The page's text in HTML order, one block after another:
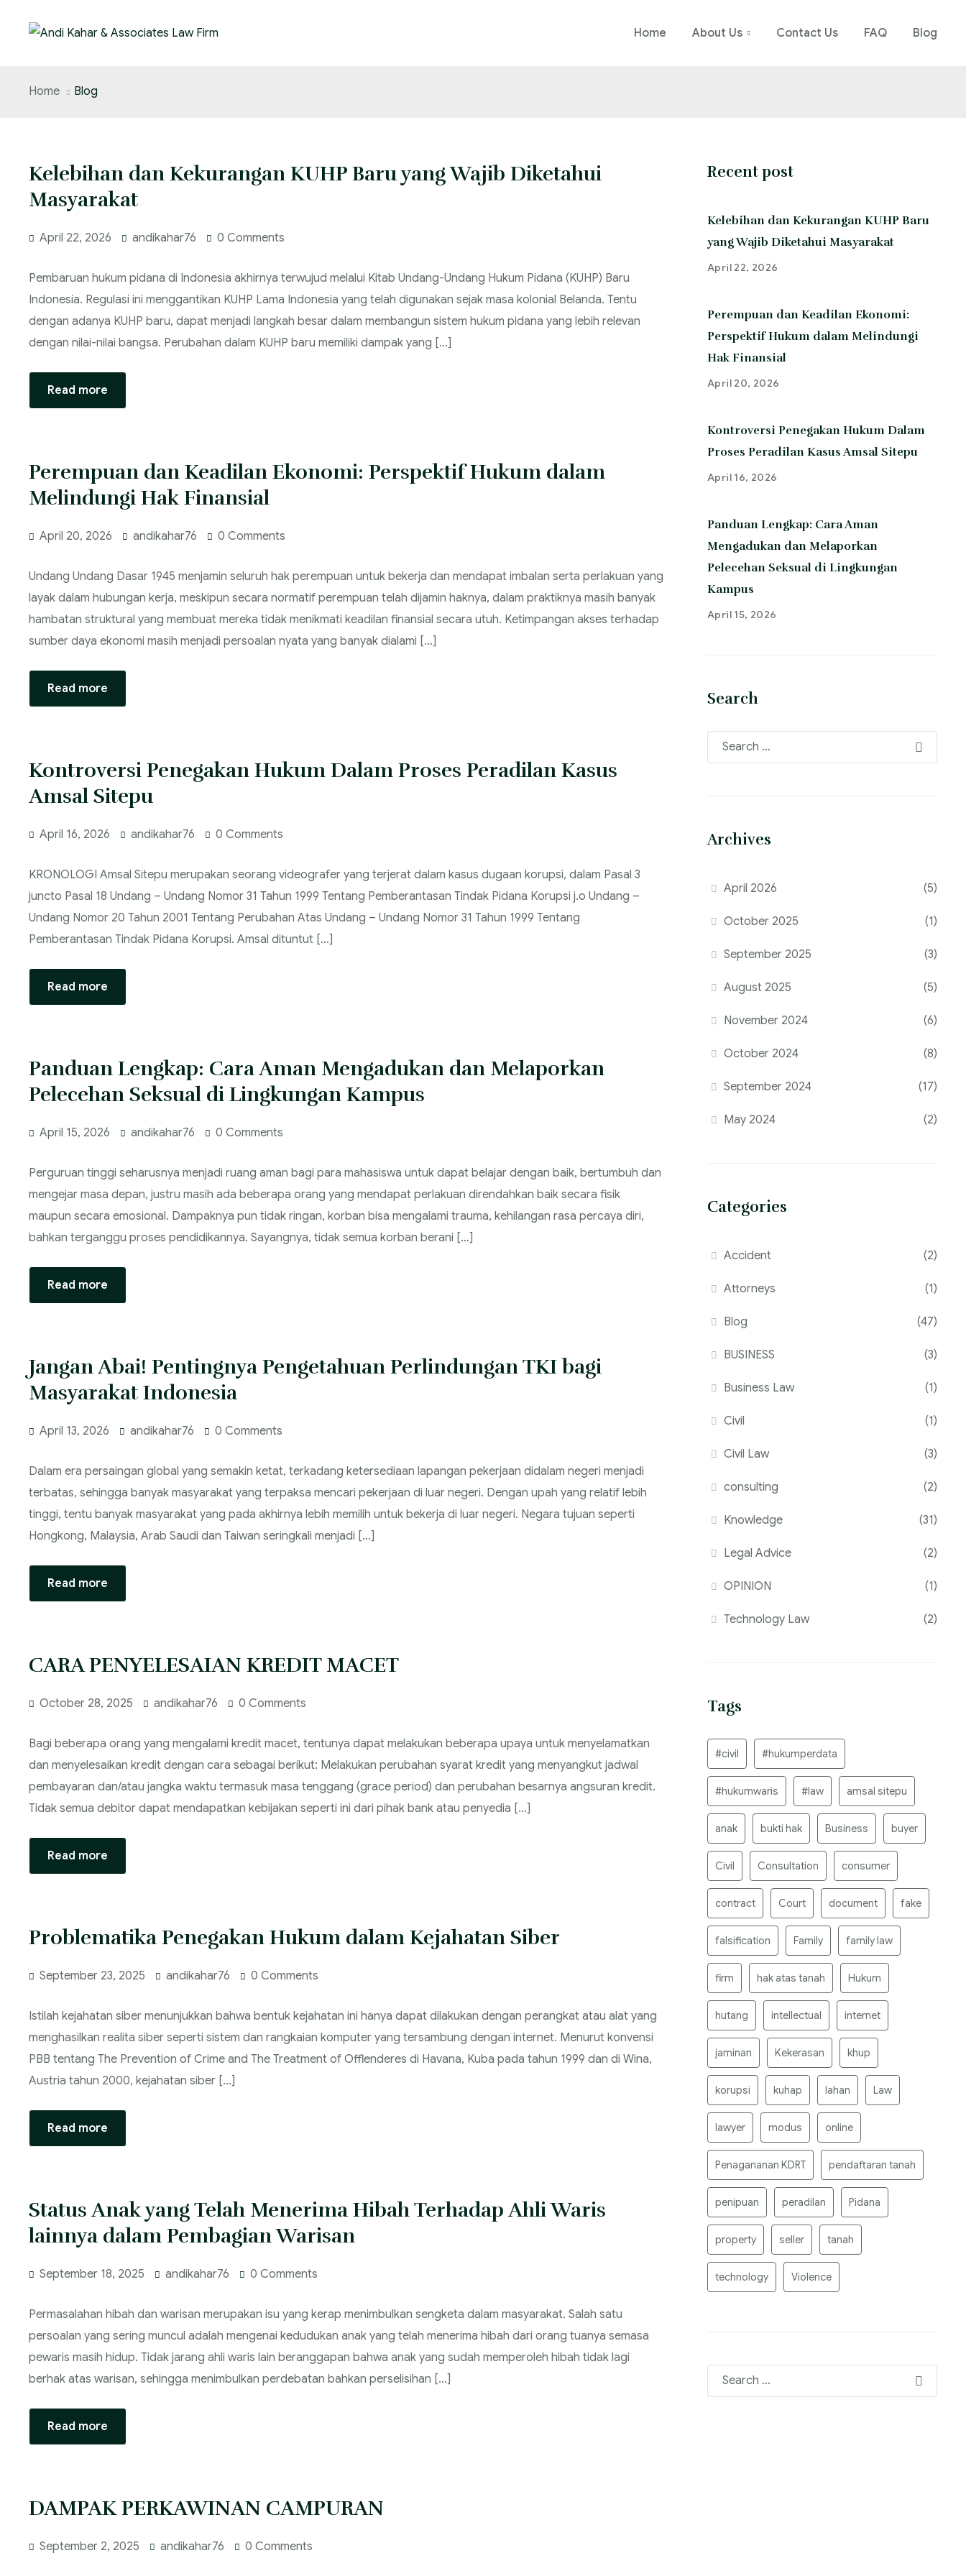
Home About Us Contact Us FAQ Blog
Home Blog
Kelebihan dan Kekurangan KUHP Baru yang Wajib Diketahui
Masyarakat
April 22, 2026 andikahar76 0 Comments
Pembaruan hukum pidana di Indonesia akhirnya terwujud melalui Kitab Undang-Undang Hukum Pidana (KUHP) Baru
Indonesia. Regulasi ini menggantikan KUHP Lama Indonesia yang telah digunakan sejak masa kolonial Belanda. Tentu
dengan adanya KUHP baru, dapat menjadi langkah besar dalam membangun sistem hukum pidana yang lebih relevan
dengan nilai-nilai bangsa. Perubahan dalam KUHP baru memiliki dampak yang […]
Read more
Perempuan dan Keadilan Ekonomi: Perspektif Hukum dalam
Melindungi Hak Finansial
April 20, 2026 andikahar76 0 Comments
Undang Undang Dasar 1945 menjamin seluruh hak perempuan untuk bekerja dan mendapat imbalan serta perlakuan yang
layak dalam hubungan kerja, meskipun secara normatif perempuan telah dijamin haknya, dalam praktiknya masih banyak
hambatan struktural yang membuat mereka tidak menikmati keadilan finansial secara utuh. Ketimpangan akses terhadap
sumber daya ekonomi masih menjadi persoalan nyata yang banyak dialami […]
Read more
Kontroversi Penegakan Hukum Dalam Proses Peradilan Kasus
Amsal Sitepu
April 16, 2026 andikahar76 0 Comments
KRONOLOGI Amsal Sitepu merupakan seorang videografer yang terjerat dalam kasus dugaan korupsi, dalam Pasal 3
juncto Pasal 18 Undang – Undang Nomor 31 Tahun 1999 Tentang Pemberantasan Tindak Pidana Korupsi j.o Undang –
Undang Nomor 20 Tahun 2001 Tentang Perubahan Atas Undang – Undang Nomor 31 Tahun 1999 Tentang
Pemberantasan Tindak Pidana Korupsi. Amsal dituntut […]
Read more
Panduan Lengkap: Cara Aman Mengadukan dan Melaporkan
Pelecehan Seksual di Lingkungan Kampus
April 15, 2026 andikahar76 0 Comments
Perguruan tinggi seharusnya menjadi ruang aman bagi para mahasiswa untuk dapat belajar dengan baik, bertumbuh dan
mengejar masa depan, justru masih ada beberapa orang yang mendapat perlakuan direndahkan baik secara fisik
maupun secara emosional. Dampaknya pun tidak ringan, korban bisa mengalami trauma, kehilangan rasa percaya diri,
bahkan terganggu proses pendidikannya. Sayangnya, tidak semua korban berani […]
Read more
Jangan Abai! Pentingnya Pengetahuan Perlindungan TKI bagi
Masyarakat Indonesia
April 13, 2026 andikahar76 0 Comments
Dalam era persaingan global yang semakin ketat, terkadang ketersediaan lapangan pekerjaan didalam negeri menjadi
terbatas, sehingga banyak masyarakat yang terpaksa mencari pekerjaan di luar negeri. Dengan upah yang relatif lebih
tinggi, tentu banyak masyarakat yang pada akhirnya lebih memilih untuk bekerja di luar negeri. Negara tujuan seperti
Hongkong, Malaysia, Arab Saudi dan Taiwan seringkali menjadi […]
Read more
CARA PENYELESAIAN KREDIT MACET
October 28, 2025 andikahar76 0 Comments
Bagi beberapa orang yang mengalami kredit macet, tentunya dapat melakukan beberapa upaya untuk menyelamatkan
dan menyelesaikan kredit dengan cara sebagai berikut: Melakukan perubahan syarat kredit yang menyangkut jadwal
pembayaran dan/atau jangka waktu termasuk masa tenggang (grace period) dan perubahan besarnya angsuran kredit.
Tidak semua debitor dapat mendapatkan kebijakan seperti ini dari pihak bank atau penyedia […]
Read more
Problematika Penegakan Hukum dalam Kejahatan Siber
September 23, 2025 andikahar76 0 Comments
Istilah kejahatan siber menunjukkan bahwa bentuk kejahatan ini hanya dapat dilakukan dengan perangkat atau alat yang
menghasilkan realita siber seperti sistem dan rangkaian komputer yang tersambung dengan internet. Menurut konvensi
PBB tentang The Prevention of Crime and The Treatment of Offlenderes di Havana, Kuba pada tahun 1999 dan di Wina,
Austria tahun 2000, kejahatan siber […]
Read more
Status Anak yang Telah Menerima Hibah Terhadap Ahli Waris
lainnya dalam Pembagian Warisan
September 18, 2025 andikahar76 0 Comments
Permasalahan hibah dan warisan merupakan isu yang kerap menimbulkan sengketa dalam masyarakat. Salah satu
persoalan yang sering muncul adalah mengenai kedudukan anak yang telah menerima hibah dari orang tuanya semasa
pewaris masih hidup. Tidak jarang ahli waris lain beranggapan bahwa anak yang sudah memperoleh hibah tidak lagi
berhak atas warisan, sehingga menimbulkan perdebatan bahkan perselisihan […]
Read more
DAMPAK PERKAWINAN CAMPURAN
September 2, 2025 andikahar76 0 Comments
Recent post
Kelebihan dan Kekurangan KUHP Baru
yang Wajib Diketahui Masyarakat
April 22, 2026
Perempuan dan Keadilan Ekonomi:
Perspektif Hukum dalam Melindungi
Hak Finansial
April 20, 2026
Kontroversi Penegakan Hukum Dalam
Proses Peradilan Kasus Amsal Sitepu
April 16, 2026
Panduan Lengkap: Cara Aman
Mengadukan dan Melaporkan
Pelecehan Seksual di Lingkungan
Kampus
April 15, 2026
Search
Archives
April 2026 (5)
October 2025 (1)
September 2025 (3)
August 2025 (5)
November 2024 (6)
October 2024 (8)
September 2024 (17)
May 2024 (2)
Categories
Accident (2)
Attorneys (1)
Blog (47)
BUSINESS (3)
Business Law (1)
Civil (1)
Civil Law (3)
consulting (2)
Knowledge (31)
Legal Advice (2)
OPINION (1)
Technology Law (2)
Tags
#civil #hukumperdata
#hukumwaris #law amsal sitepu
anak bukti hak Business buyer
Civil Consultation consumer
contract Court document fake
falsification Family family law
firm hak atas tanah Hukum
hutang intellectual internet
jaminan Kekerasan khup
korupsi kuhap lahan Law
lawyer modus online
Penagananan KDRT pendaftaran tanah
penipuan peradilan Pidana
property seller tanah
technology Violence